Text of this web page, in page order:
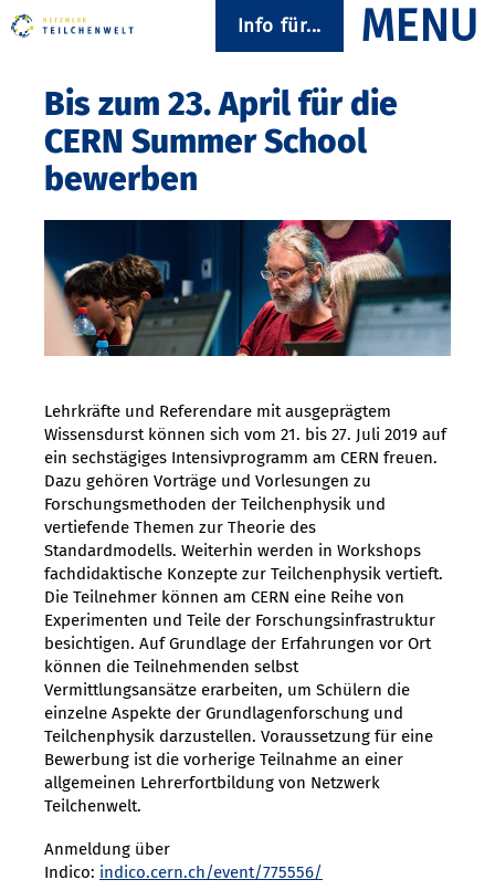
Info für...
Bis zum 23. April für die
CERN Summer School
bewerben
Lehrkräfte und Referendare mit ausgeprägtem
Wissensdurst können sich vom 21. bis 27. Juli 2019 auf
ein sechstägiges Intensivprogramm am CERN freuen.
Dazu gehören Vorträge und Vorlesungen zu
Forschungsmethoden der Teilchenphysik und
vertiefende Themen zur Theorie des
Standardmodells. Weiterhin werden in Workshops
fachdidaktische Konzepte zur Teilchenphysik vertieft.
Die Teilnehmer können am CERN eine Reihe von
Experimenten und Teile der Forschungsinfrastruktur
besichtigen. Auf Grundlage der Erfahrungen vor Ort
können die Teilnehmenden selbst
Vermittlungsansätze erarbeiten, um Schülern die
einzelne Aspekte der Grundlagenforschung und
Teilchenphysik darzustellen. Voraussetzung für eine
Bewerbung ist die vorherige Teilnahme an einer
allgemeinen Lehrerfortbildung von Netzwerk
Teilchenwelt.
Anmeldung über
Indico: indico.cern.ch/event/775556/